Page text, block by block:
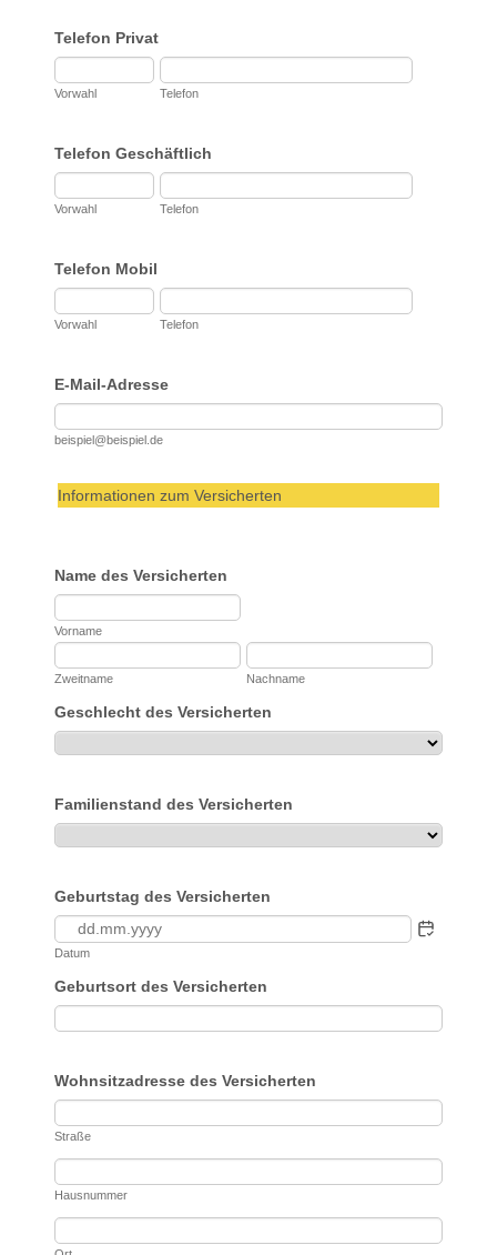
Telefon Privat
Vorwahl Telefon
Telefon Geschäftlich
Vorwahl Telefon
Telefon Mobil
Vorwahl Telefon
E-Mail-Adresse
beispiel@beispiel.de
Informationen zum Versicherten
Name des Versicherten
Vorname
Zweitname Nachname
Geschlecht des Versicherten
Familienstand des Versicherten
Geburtstag des Versicherten
Datum
Geburtsort des Versicherten
Wohnsitzadresse des Versicherten
Straße
Hausnummer